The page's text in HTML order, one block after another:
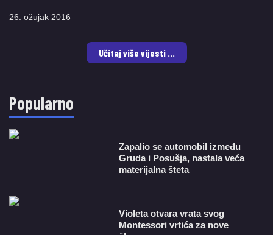
26. ožujak 2016
Učitaj više vijesti ...
Popularno
Zapalio se automobil između
Gruda i Posušja, nastala veća
materijalna šteta
Violeta otvara vrata svog
Montessori vrtića za nove